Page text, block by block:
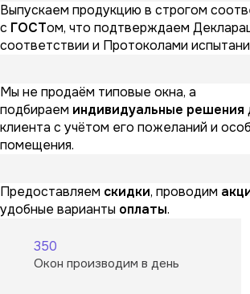
Выпускаем продукцию в строгом
с ГОСТом, что подтверждаем
соответствии и Протоколами
Мы не продаём типовые окна, а
подбираем индивидуальные решения
клиента с учётом его пожеланий и
помещения.
Предоставляем скидки, проводим
удобные варианты оплаты.
350
Окон производим в день